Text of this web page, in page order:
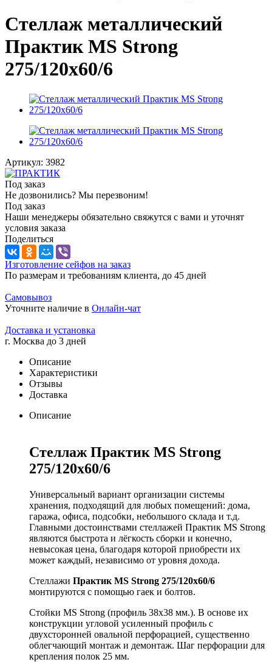
Стеллаж металлический
Практик MS Strong
275/120x60/6
Артикул: 3982
Под заказ
Не дозвонились? Мы перезвоним!
Под заказ
Наши менеджеры обязательно свяжутся с вами и уточнят
условия заказа
Поделиться
Изготовление сейфов на заказ
По размерам и требованиям клиента, до 45 дней
Самовывоз
Уточните наличие в Онлайн-чат
Доставка и установка
г. Москва до 3 дней
Описание
Характеристики
Отзывы
Доставка
Описание
Стеллаж Практик MS Strong
275/120х60/6
Универсальный вариант организации системы
хранения, подходящий для любых помещений: дома,
гаража, офиса, подсобки, небольшого склада и т.д.
Главными достоинствами стеллажей Практик MS Strong
являются быстрота и лёгкость сборки и конечно,
невысокая цена, благодаря которой приобрести их
может каждый, независимо от уровня дохода.
Стеллажи Практик MS Strong 275/120х60/6
монтируются с помощью гаек и болтов.
Стойки MS Strong (профиль 38x38 мм.). В основе их
конструкции угловой усиленный профиль с
двухсторонней овальной перфорацией, существенно
облегчающий монтаж и демонтаж. Шаг перфорации для
крепления полок 25 мм.